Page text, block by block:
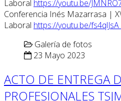
Laboral https://youtu.be/
Conferencia Inés Mazarrasa |
Laboral https://youtu.be/
Galería de fotos
23 Mayo 2023
ACTO DE ENTREGA
PROFESIONALES